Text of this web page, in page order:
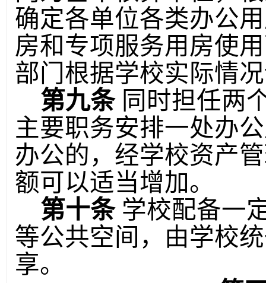
确定各单位各类办公
房和专项服务用房使
部门根据学校实际情
第九条 同时担任两
主要职务安排一处办
办公的，经学校资产
额可以适当增加。
第十条 学校配备一
等公共空间，由学校
享。